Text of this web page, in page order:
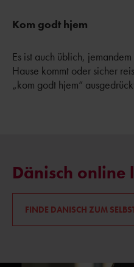
Kom godt hjem
Es ist auch üblich,
Hause kommt oder sicher
„kom godt hjem“
Dänisch online
FINDE DANISCH ZUM